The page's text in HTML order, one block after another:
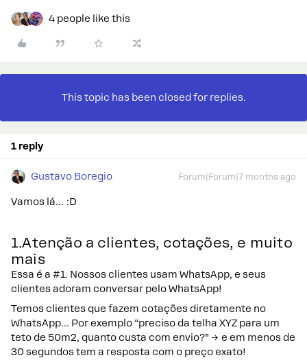
4 people like this
This topic has been closed for replies.
1 reply
Gustavo Boregio Forum|Forum|7 months ago
Vamos lá… :D
1.Atenção a clientes, cotações, e muito
mais
Essa é a #1. Nossos clientes usam WhatsApp, e seus
clientes adoram conversar pelo WhatsApp!
Temos clientes que fazem cotações diretamente no
WhatsApp… Por exemplo “preciso da telha XYZ para um
teto de 50m2, quanto custa com envio?” → e em menos de
30 segundos tem a resposta com o preço exato!